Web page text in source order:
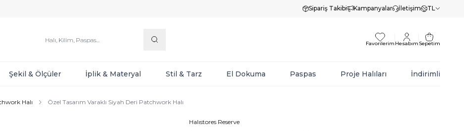
Sipariş Takibi Kampanyalar İletişim TL
Favorilerim Hesabım Sepetim
Şekil & Ölçüler İplik & Materyal Stil & Tarz El Dokuma Paspas Proje Halıları İndirimli
Halı Özel Tasarım Varaklı Siyah Deri Patchwork Halı
Halıstores Reserve